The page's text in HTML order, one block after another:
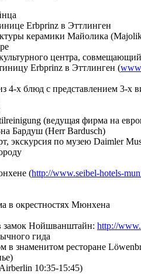
Erbprinz в Эттлинген
керамики Майолика
центра,
Erbprinz в Эттлинген (
4-х блюд с представлением 3-х
(ведущая фирма на
Бардуш (Herr Bardusch)
экскурсия по музею Daimler
(http://www.seibel-hotels-
в окрестностях Мюнхена
замок Нойшванштайн: http://
гида
в знаменитом ресторане
10:35-15:45)